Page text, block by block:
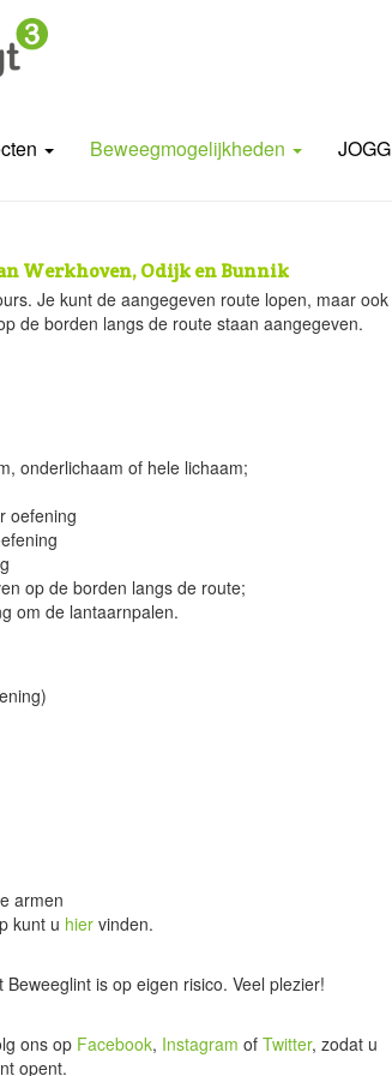
Beweegmogelijkheden JOGG
Werkhoven, Odijk en Bunnik
Je kunt de aangegeven route lopen, maar ook
de borden langs de route staan aangegeven.
onderlichaam of hele lichaam;
oefening
op de borden langs de route;
om de lantaarnpalen.
armen
kunt u hier vinden.
is op eigen risico. Veel plezier!
ons op Facebook, Instagram of Twitter, zodat u
opent.